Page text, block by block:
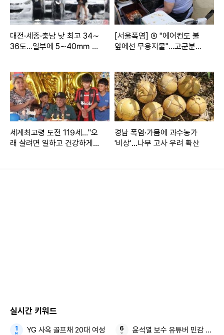
대전·세종·충남 낮 최고 34∼
36도…일부에 5∼40㎜ 소
[서울폭염] ⑨ "에어컨도 불
앞에선 무용지물"…고군분투
세계최고령 도전 119세…"오
래 살려면 일하고 건강하게
경남 폭염·가뭄에 과수농가
'비상'…나무 고사 우려 확산
실시간 키워드
YG 사옥 골프채 20대 여성 윤석열 보수 유튜버 민감 발언